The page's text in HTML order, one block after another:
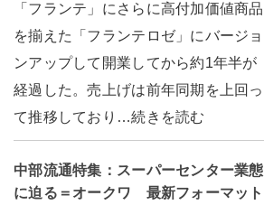
「フランテ」にさらに高付加価値商品
を揃えた「フランテロゼ」にバージョ
ンアップして開業してから約1年半が
経過した。売上げは前年同期を上回っ
て推移しており…続きを読む
中部流通特集：スーパーセンター業態
に迫る＝オークワ 最新フォーマット